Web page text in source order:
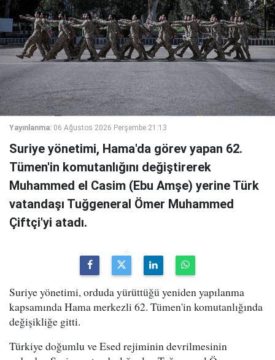
Yayınlanma: 06 Ağustos 2026 Perşembe 21:13
Suriye yönetimi, Hama'da görev yapan 62.
Tümen'in komutanlığını değiştirerek
Muhammed el Casim (Ebu Amşe) yerine Türk
vatandaşı Tuğgeneral Ömer Muhammed
Çiftçi'yi atadı.
Suriye yönetimi, orduda yürüttüğü yeniden yapılanma
kapsamında Hama merkezli 62. Tümen'in komutanlığında
değişikliğe gitti.
Türkiye doğumlu ve Esed rejiminin devrilmesinin